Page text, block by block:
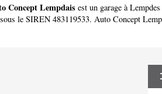
Concept Lempdais est un garage à Lempdes
le SIREN 483119533. Auto Concept